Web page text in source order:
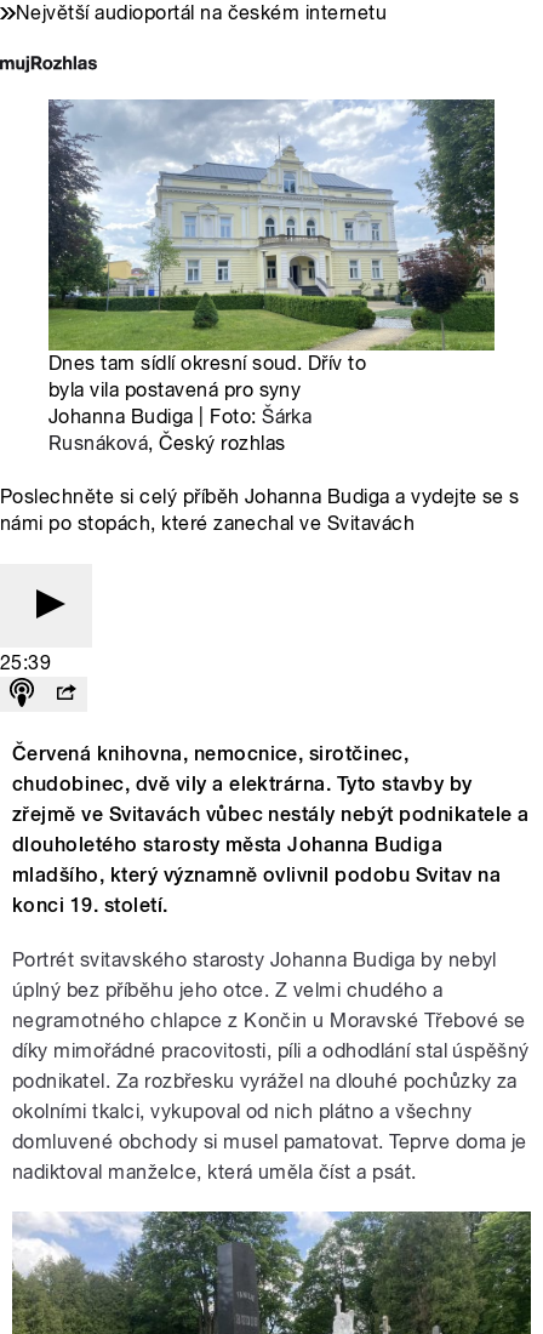
Největší audioportál na českém internetu
Dnes tam sídlí okresní soud. Dřív to
byla vila postavená pro syny
Johanna Budiga | Foto:Šárka
Rusnáková, Český rozhlas
Poslechněte si celý příběh Johanna Budiga a vydejte se s
námi po stopách, které zanechal ve Svitavách
25:39
Červená knihovna, nemocnice, sirotčinec,
chudobinec, dvě vily a elektrárna. Tyto stavby by
zřejmě ve Svitavách vůbec nestály nebýt podnikatele a
dlouholetého starosty města Johanna Budiga
mladšího, který významně ovlivnil podobu Svitav na
konci 19. století.
Portrét svitavského starosty Johanna Budiga by nebyl
úplný bez příběhu jeho otce. Z velmi chudého a
negramotného chlapce z Končin u Moravské Třebové se
díky mimořádné pracovitosti, píli a odhodlání stal úspěšný
podnikatel. Za rozbřesku vyrážel na dlouhé pochůzky za
okolními tkalci, vykupoval od nich plátno a všechny
domluvené obchody si musel pamatovat. Teprve doma je
nadiktoval manželce, která uměla číst a psát.